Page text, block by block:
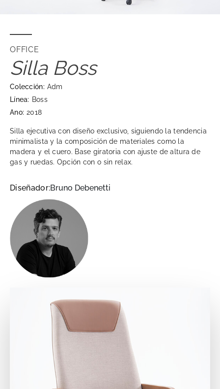
OFFICE
Silla Boss
Colección: Adm
Línea: Boss
Ano: 2018
Silla ejecutiva con diseño exclusivo, siguiendo la tendencia
minimalista y la composición de materiales como la
madera y el cuero. Base giratoria con ajuste de altura de
gas y ruedas. Opción con o sin relax.
Diseñador:Bruno Debenetti